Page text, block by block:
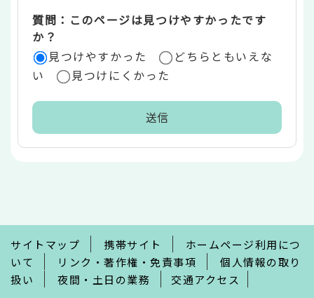
質問：このページは見つけやすかったです
か？
見つけやすかった
どちらともいえな
い
見つけにくかった
で
サイトマップ 携帯サイト
ホームページ利用につ
いて
リンク・著作権・免責事項
個人情報の取り
扱い
夜間・土日の業務 交通アクセス